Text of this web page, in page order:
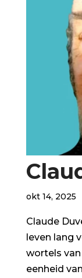
okt 14, 2025
Claude
leven lang
wortels
eenheid